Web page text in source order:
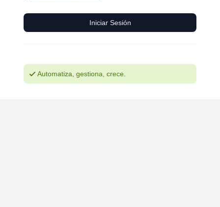
Iniciar Sesión
Automatiza, gestiona, crece.